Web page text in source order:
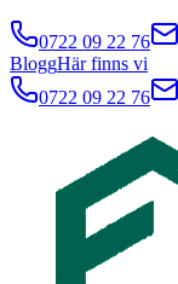
0722 09 22 76
BloggHär finns vi
0722 09 22 76